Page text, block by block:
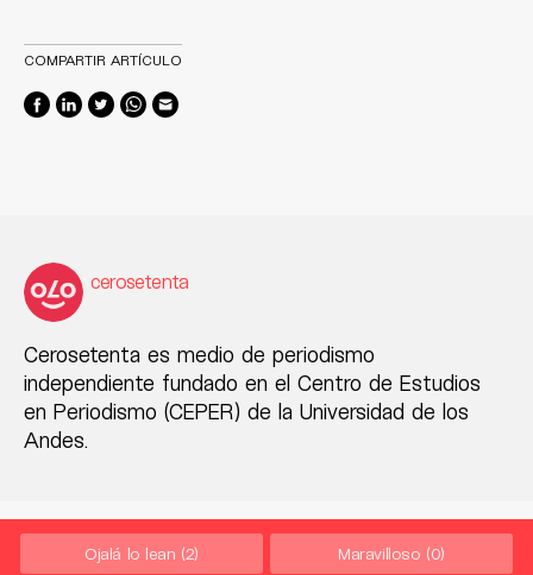
COMPARTIR ARTÍCULO
cerosetenta
Cerosetenta es medio de periodismo
independiente fundado en el Centro de Estudios
en Periodismo (CEPER) de la Universidad de los
Andes.
Ojalá lo lean (2) Maravilloso (0)